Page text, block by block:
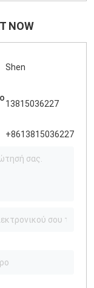
NOW
Shen
13815036227
+8613815036227